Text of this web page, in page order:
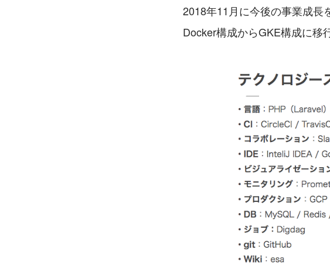
2018年11月に今後の事業成長
Docker構成からGKE構成に移